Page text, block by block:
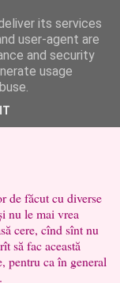
cum am
făcut cu diverse
nu le mai vrea
cere, cînd sînt nu
să fac această
pentru ca în general
its services
user-agent are
and security
usage